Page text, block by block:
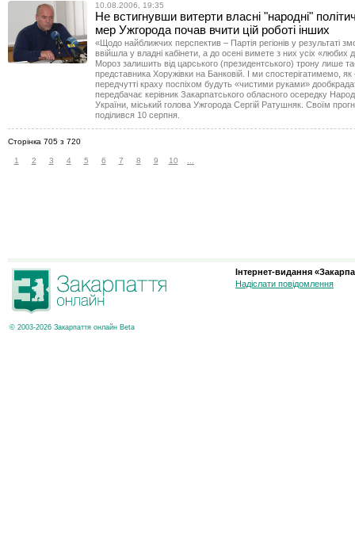
10.08.2006, 19:35
Не встигнувши витерти власні "народні"
мер Ужгорода почав вчити цій роботі інших
«Щодо найближчих перспектив – Партія регіонів у результаті
ввійшла у владні кабінети, а до осені вимете з них усіх «любих
Мороз залишить від царського (президентського) трону лише
представника Хоружівки на Банковій. І ми спостерігатимемо, як
передчутті краху поспіхом будуть «чистими руками»
передбачає керівник Закарпатського обласного осередку
України, міський голова Ужгорода Сергій Ратушняк. Своїм
поділився 10 серпня.
Сторінка 705 з 720
1 2 3 4 5 6 7 8 9 10
© 2003-2026 Закарпаття онлайн Beta
Інтернет-видання
Надіслати повідомлення